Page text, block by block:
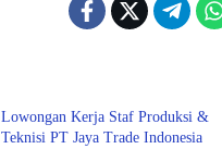
Lowongan Kerja Staf Produksi &
Teknisi PT Jaya Trade Indonesia